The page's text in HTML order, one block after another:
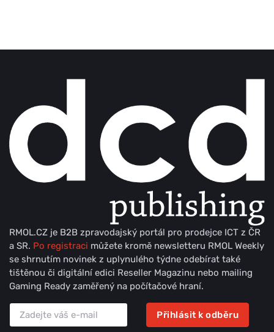
RMOL.CZ je B2B zpravodajský portál pro prodejce ICT z ČR
a SR. Po registraci můžete kromě newsletteru RMOL Weekly
se shrnutím novinek z uplynulého týdne odebírat také
tištěnou či digitální edici Reseller Magazinu nebo mailing
Gaming Ready zaměřený na počítačové hraní.
Přihlásit k odběru